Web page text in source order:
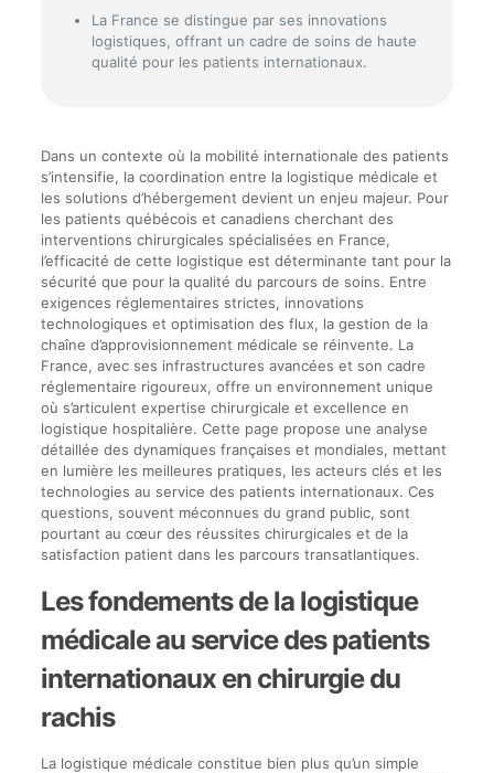
La France se distingue par ses innovations
logistiques, offrant un cadre de soins de haute
qualité pour les patients internationaux.
Dans un contexte où la mobilité internationale des patients
s’intensifie, la coordination entre la logistique médicale et
les solutions d’hébergement devient un enjeu majeur. Pour
les patients québécois et canadiens cherchant des
interventions chirurgicales spécialisées en France,
l’efficacité de cette logistique est déterminante tant pour la
sécurité que pour la qualité du parcours de soins. Entre
exigences réglementaires strictes, innovations
technologiques et optimisation des flux, la gestion de la
chaîne d’approvisionnement médicale se réinvente. La
France, avec ses infrastructures avancées et son cadre
réglementaire rigoureux, offre un environnement unique
où s’articulent expertise chirurgicale et excellence en
logistique hospitalière. Cette page propose une analyse
détaillée des dynamiques françaises et mondiales, mettant
en lumière les meilleures pratiques, les acteurs clés et les
technologies au service des patients internationaux. Ces
questions, souvent méconnues du grand public, sont
pourtant au cœur des réussites chirurgicales et de la
satisfaction patient dans les parcours transatlantiques.
Les fondements de la logistique
médicale au service des patients
internationaux en chirurgie du
rachis
La logistique médicale constitue bien plus qu’un simple